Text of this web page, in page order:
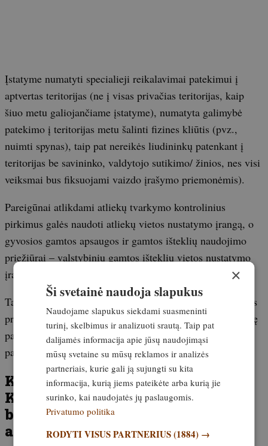
Įstatyme numatyti specialieji reikalavimai patekimui į
aptvertas teritorijas (ne į visas privačias teritorijas, kaip
šiuo metu galiojančiame įstatyme), numatyta galimybė
patekimo į teritorijas metu šalinti fizines kliūtis (pvz.,
nuimti spynas), taip pat nereikės liudininkų patenkant į
teritorijas be savininko, valdytojo sutikimo/ žinios, nes visi
veiksmai bus fiksuojami vaizdo įrašymo priemonėmis).
Pareigūnai atlikdami atliekų tvarkymo kontrolinius
pirkimus galės naudoti atliekų vietos nustatymo įrangą, o
gyvosios gamtos apsaugos ir gamtos išteklių naudojimo
priežiūrai – valstybinių gamtos išteklių vietos nustatymo
įrangą.
Taip pat numatomos naujos aplinkos apsaugos valstybinės
priežiūros pareigūnų socialinės garantijos, įskaitant teisinę
pagalbą, profesinės rizikos draudimą ir apsaugą grėsmės
pareigūnams ar jų šeimos nariams atvejais.
Kaip dirba AAD inspektoriai?
Kriminalistų metodai
brakonieriavimo bylų
aplinkybėms išaiškinti!
×
Ši svetainė naudoja slapukus
Naudojame slapukus siekdami suasmeninti
turinį, skelbimus ir analizuoti srautą. Taip pat
dalijamės informacija apie jūsų naudojimąsi
mūsų svetaine su mūsų reklamos ir analizės
partneriais, kurie gali ją sujungti su kita
informacija, kurią jiems pateikėte arba kurią jie
surinko, kai naudojatės jų paslaugomis.
Privatumo politika
RODYTI VISUS PARTNERIUS(1884) →